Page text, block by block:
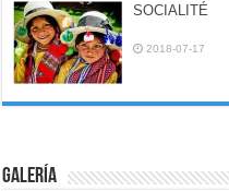
SOCIALITÉ
2018-07-17
Galería